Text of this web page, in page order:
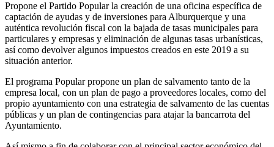
Propone el Partido Popular la creación de una oficina específica de
captación de ayudas y de inversiones para Alburquerque y una
auténtica revolución fiscal con la bajada de tasas municipales para
particulares y empresas y eliminación de algunas tasas urbanísticas,
así como devolver algunos impuestos creados en este 2019 a su
situación anterior.
El programa Popular propone un plan de salvamento tanto de la
empresa local, con un plan de pago a proveedores locales, como del
propio ayuntamiento con una estrategia de salvamento de las cuentas
públicas y un plan de contingencias para atajar la bancarrota del
Ayuntamiento.